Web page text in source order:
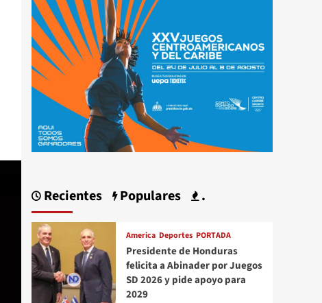
Recientes Populares .
America Deportes PORTADA
Presidente de Honduras
felicita a Abinader por Juegos
SD 2026 y pide apoyo para
2029